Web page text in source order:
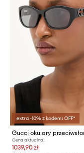
extra -10% z kodem: OFF*
Gucci okulary
Cena aktualna:
1039,90 zł